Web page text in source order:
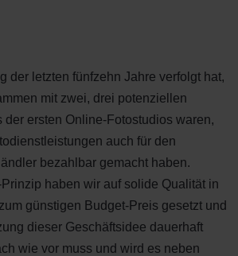
der letzten fünfzehn Jahre verfolgt hat,
mit zwei, drei potenziellen
der ersten Online-Fotostudios waren,
auch für den
bezahlbar gemacht haben.
haben wir auf solide Qualität in
günstigen Budget-Preis gesetzt und
dieser Geschäftsidee dauerhaft
wie vor muss und wird es neben